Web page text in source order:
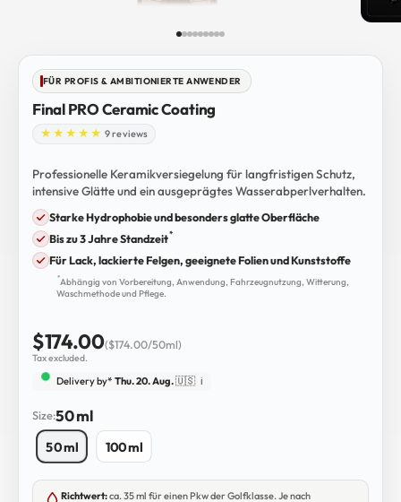
FÜR PROFIS & AMBITIONIERTE ANWENDER
Final PRO Ceramic Coating
9 reviews
Professionelle Keramikversiegelung für langfristigen Schutz,
intensive Glätte und ein ausgeprägtes Wasserabperlverhalten.
Starke Hydrophobie und besonders glatte Oberfläche
Bis zu 3 Jahre Standzeit*
Für Lack, lackierte Felgen, geeignete Folien und Kunststoffe
*Abhängig von Vorbereitung, Anwendung, Fahrzeugnutzung, Witterung,
Waschmethode und Pflege.
Sale price
$174.00($174.00/50ml)
Tax excluded.
Delivery by* Thu. 20. Aug.🇺🇸 ℹ️
Size:50 ml
50 ml 100 ml
Richtwert:ca. 35 ml für einen Pkw der Golfklasse. Je nach